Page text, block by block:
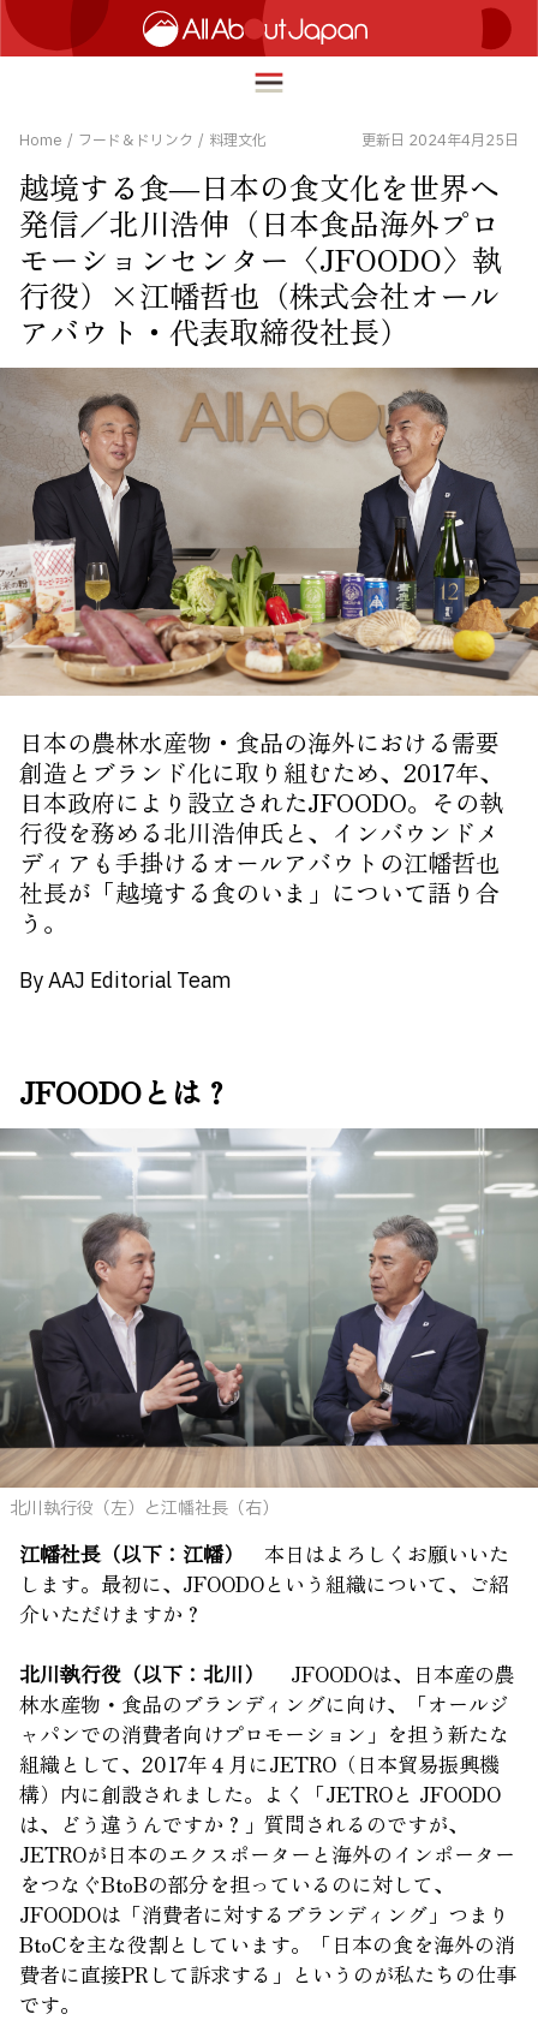
English
简体中文
繁體中文
한국어
日本語
HOME
トラベル
フード＆ドリンク
カルチャー
イノベーション
ライフスタイル
About Us Site Policy
Home / フード＆ドリンク / 料理文化 更新日 2024年4月25日
越境する食―日本の食文化を世界へ
発信／北川浩伸（日本食品海外プロ
モーションセンター〈JFOODO〉執
行役）×江幡哲也（株式会社オール
アバウト・代表取締役社長）
日本の農林水産物・食品の海外における需要
創造とブランド化に取り組むため、2017年、
日本政府により設立されたJFOODO。その執
行役を務める北川浩伸氏と、インバウンドメ
ディアも手掛けるオールアバウトの江幡哲也
社長が「越境する食のいま」について語り合
う。
By AAJ Editorial Team
JFOODOとは？
北川執行役（左）と江幡社長（右）
江幡社長（以下：江幡）
本日はよろしくお願いいた
します。最初に、JFOODOという組織について、ご紹
介いただけますか？
北川執行役（以下：北川）
JFOODOは、日本産の農
林水産物・食品のブランディングに向け、「オールジ
ャパンでの消費者向けプロモーション」を担う新たな
組織として、2017年４月にJETRO（日本貿易振興機
構）内に創設されました。よく「JETROと JFOODO
は、どう違うんですか？」質問されるのですが、
JETROが日本のエクスポーターと海外のインポーター
をつなぐBtoBの部分を担っているのに対して、
JFOODOは「消費者に対するブランディング」つまり
BtoCを主な役割としています。「日本の食を海外の消
費者に直接PRして訴求する」というのが私たちの仕事
です。